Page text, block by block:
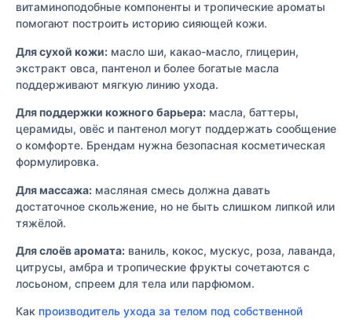
витаминоподобные компоненты и тропические ароматы
помогают построить историю сияющей кожи.
Для сухой кожи: масло ши, какао-масло, глицерин,
экстракт овса, пантенол и более богатые масла
поддерживают мягкую линию ухода.
Для поддержки кожного барьера: масла, баттеры,
церамиды, овёс и пантенол могут поддержать сообщение
о комфорте. Брендам нужна безопасная косметическая
формулировка.
Для массажа: масляная смесь должна давать
достаточное скольжение, но не быть слишком липкой или
тяжёлой.
Для слоёв аромата: ваниль, кокос, мускус, роза, лаванда,
цитрусы, амбра и тропические фрукты сочетаются с
лосьоном, спреем для тела или парфюмом.
Как производитель ухода за телом под собственной